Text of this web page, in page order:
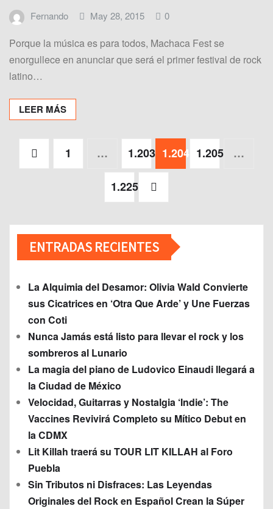
Fernando May 28, 2015 0
Porque la música es para todos, Machaca Fest se
enorgullece en anunciar que será el primer festival de rock
latino…
LEER MÁS
1 … 1.203 1.204 1.205 …
1.225
ENTRADAS RECIENTES
La Alquimia del Desamor: Olivia Wald Convierte
sus Cicatrices en ‘Otra Que Arde’ y Une Fuerzas
con Coti
Nunca Jamás está listo para llevar el rock y los
sombreros al Lunario
La magia del piano de Ludovico Einaudi llegará a
la Ciudad de México
Velocidad, Guitarras y Nostalgia ‘Indie’: The
Vaccines Revivirá Completo su Mítico Debut en
la CDMX
Lit Killah traerá su TOUR LIT KILLAH al Foro
Puebla
Sin Tributos ni Disfraces: Las Leyendas
Originales del Rock en Español Crean la Súper